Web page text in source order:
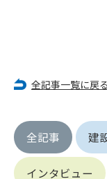
全記事一覧に戻る
全記事 建
インタビュー
当することが判
第5条（IDおよび
1. 会員は申込の際
用および管理に
2. 会員は、自己の